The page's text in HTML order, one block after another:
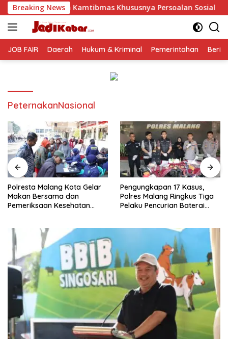
Langsung
ke
konten
Breaking News
Khususnya Persoalan Sosial Polresta Malang
JOB FAIR Daerah Hukum & Kriminal Pemerintahan
PeternakanNasional
Polresta Malang Kota Gelar
Makan Bersama dan
Pemeriksaan Kesehatan
Pengungkapan 17 Kasus,
Polres Malang Ringkus Tiga
Pelaku Pencurian Baterai